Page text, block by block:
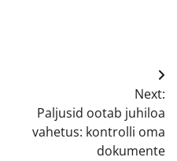
Next:
Paljusid ootab juhiloa
vahetus: kontrolli oma
dokumente